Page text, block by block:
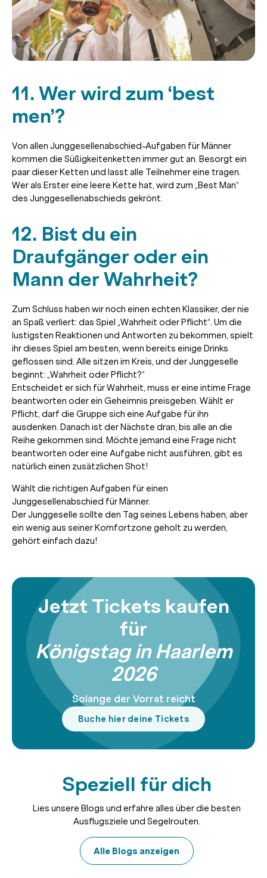
11. Wer wird zum ‘best
men’?
Von allen Junggesellenabschied-Aufgaben für Männer
kommen die Süßigkeitenketten immer gut an. Besorgt ein
paar dieser Ketten und lasst alle Teilnehmer eine tragen.
Wer als Erster eine leere Kette hat, wird zum „Best Man“
des Junggesellenabschieds gekrönt.
12. Bist du ein
Draufgänger oder ein
Mann der Wahrheit?
Zum Schluss haben wir noch einen echten Klassiker, der nie
an Spaß verliert: das Spiel „Wahrheit oder Pflicht“. Um die
lustigsten Reaktionen und Antworten zu bekommen, spielt
ihr dieses Spiel am besten, wenn bereits einige Drinks
geflossen sind. Alle sitzen im Kreis, und der Junggeselle
beginnt: „Wahrheit oder Pflicht?“
Entscheidet er sich für Wahrheit, muss er eine intime Frage
beantworten oder ein Geheimnis preisgeben. Wählt er
Pflicht, darf die Gruppe sich eine Aufgabe für ihn
ausdenken. Danach ist der Nächste dran, bis alle an die
Reihe gekommen sind. Möchte jemand eine Frage nicht
beantworten oder eine Aufgabe nicht ausführen, gibt es
natürlich einen zusätzlichen Shot!
Wählt die richtigen Aufgaben für einen
Junggesellenabschied für Männer.
Der Junggeselle sollte den Tag seines Lebens haben, aber
ein wenig aus seiner Komfortzone geholt zu werden,
gehört einfach dazu!
Jetzt Tickets kaufen
für
Königstag in Haarlem
2026
Solange der Vorrat reicht
Buche hier deine Tickets
Speziell für dich
Lies unsere Blogs und erfahre alles über die besten
Ausflugsziele und Segelrouten.
Alle Blogs anzeigen